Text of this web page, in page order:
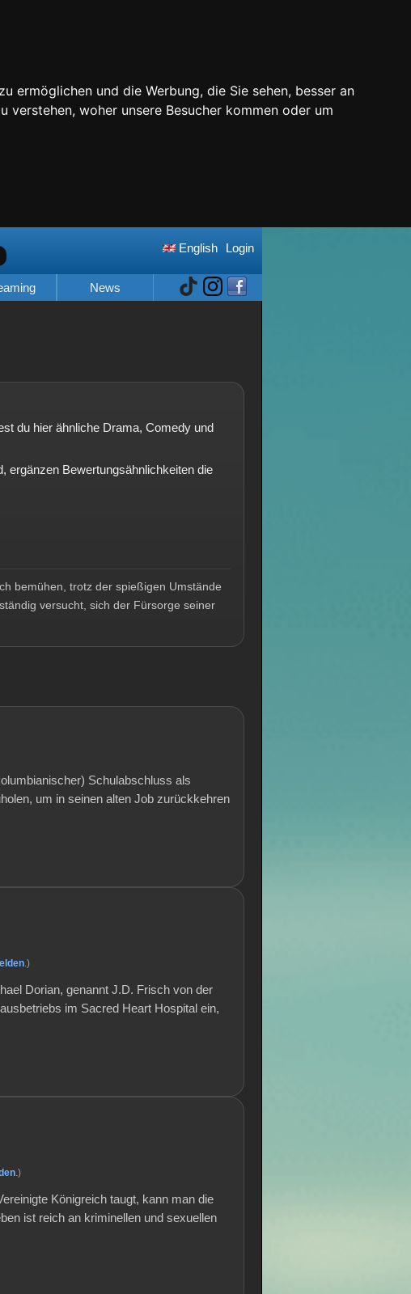
ermöglichen und die Werbung, die Sie sehen, besser an
verstehen, woher unsere Besucher kommen oder um
Login
English
News
du hier ähnliche Drama, Comedy und
ergänzen Bewertungsähnlichkeiten die
bemühen, trotz der spießigen Umstände
versucht, sich der Fürsorge seiner
Schulabschluss als
um in seinen alten Job zurückkehren
.)
Dorian, genannt J.D. Frisch von der
im Sacred Heart Hospital ein,
.)
Königreich taugt, kann man die
ist reich an kriminellen und sexuellen